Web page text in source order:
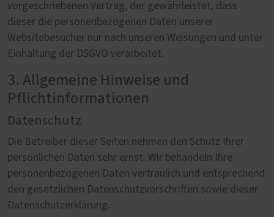
vorgeschriebenen Vertrag, der gewährleistet, dass
dieser die personenbezogenen Daten unserer
Websitebesucher nur nach unseren Weisungen und unter
Einhaltung der DSGVO verarbeitet.
3. Allgemeine Hinweise und
Pflichtinformationen
Datenschutz
Die Betreiber dieser Seiten nehmen den Schutz Ihrer
persönlichen Daten sehr ernst. Wir behandeln Ihre
personenbezogenen Daten vertraulich und entsprechend
den gesetzlichen Datenschutzvorschriften sowie dieser
Datenschutzerklärung.